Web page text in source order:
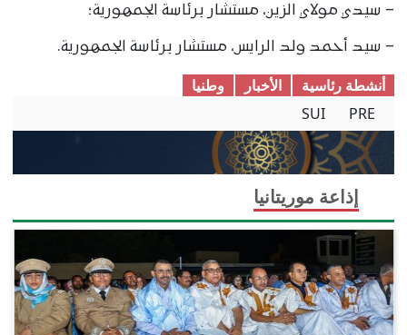
– سيدي مولاي الزين، مستشار برئاسة الجمهورية؛
– سيد أحمد ولد الرايس، مستشار برئاسة الجمهورية.
أنشطة رئاسية الأخبار
وطنیا
PRE
SUI
إذاعة موريتانيا